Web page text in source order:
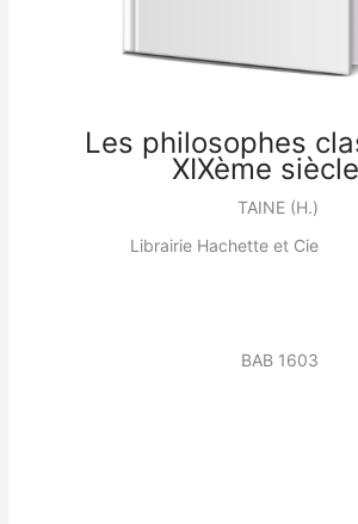
Les philosophes
XIXème
Librairie Hachette et Cie